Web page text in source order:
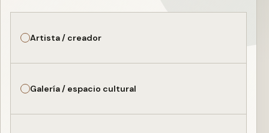
Artista / creador
Galería / espacio cultural